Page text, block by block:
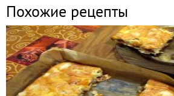
Похожие рецепты